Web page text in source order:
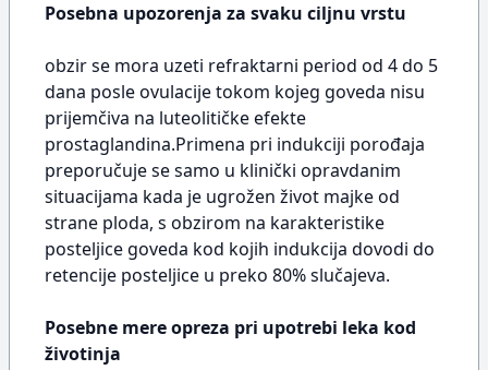
Posebna upozorenja za svaku ciljnu vrstu
obzir se mora uzeti refraktarni period od 4 do 5
dana posle ovulacije tokom kojeg goveda nisu
prijemčiva na luteolitičke efekte
prostaglandina.Primena pri indukciji porođaja
preporučuje se samo u klinički opravdanim
situacijama kada je ugrožen život majke od
strane ploda, s obzirom na karakteristike
posteljice goveda kod kojih indukcija dovodi do
retencije posteljice u preko 80% slučajeva.
Posebne mere opreza pri upotrebi leka kod
životinja